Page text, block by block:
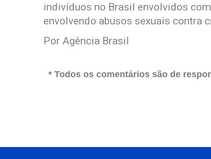
indivíduos no Brasil envolvidos
envolvendo abusos sexuais contra
Por Agência Brasil
* Todos os comentários são de